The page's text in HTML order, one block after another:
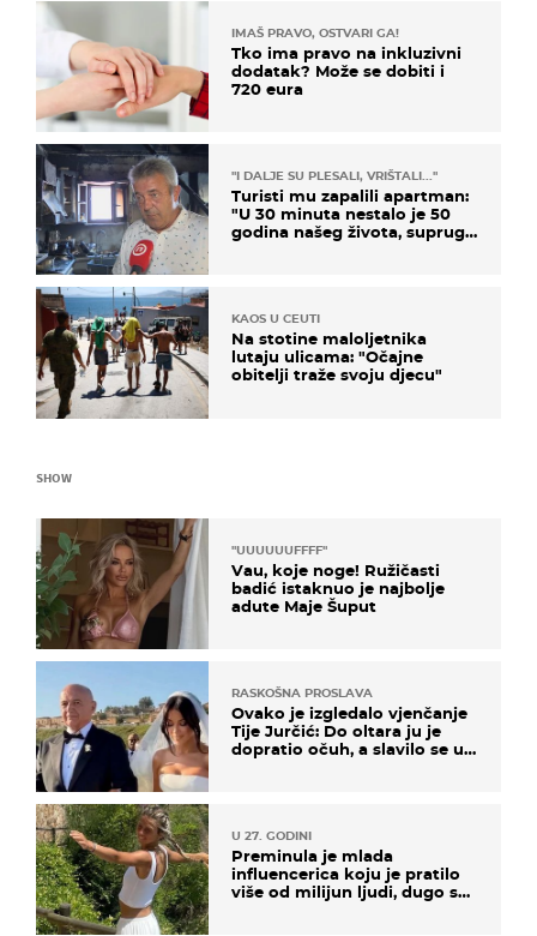
IMAŠ PRAVO, OSTVARI GA!
Tko ima pravo na inkluzivni
dodatak? Može se dobiti i
720 eura
"I DALJE SU PLESALI, VRIŠTALI..."
Turisti mu zapalili apartman:
"U 30 minuta nestalo je 50
godina našeg života, supruga
KAOS U CEUTI
Na stotine maloljetnika
lutaju ulicama: "Očajne
obitelji traže svoju djecu"
SHOW
"UUUUUUFFFF"
Vau, koje noge! Ružičasti
badić istaknuo je najbolje
adute Maje Šuput
RASKOŠNA PROSLAVA
Ovako je izgledalo vjenčanje
Tije Jurčić: Do oltara ju je
dopratio očuh, a slavilo se uz
U 27. GODINI
Preminula je mlada
influencerica koju je pratilo
više od milijun ljudi, dugo se